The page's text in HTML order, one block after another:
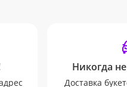
Никогда
Доставка